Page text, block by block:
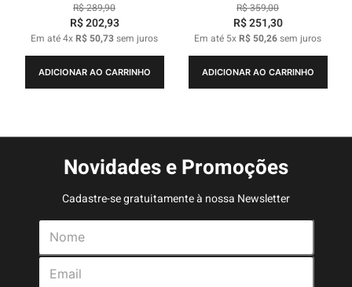
R$289,90
R$202,93
Em até4xR$ 50,73sem juros
ADICIONAR AO CARRINHO
R$359,00
R$251,30
Em até 5xR$ 50,26sem juros
ADICIONAR AO CARRINHO
Novidades e Promoções
Cadastre-se gratuitamente à nossa Newsletter